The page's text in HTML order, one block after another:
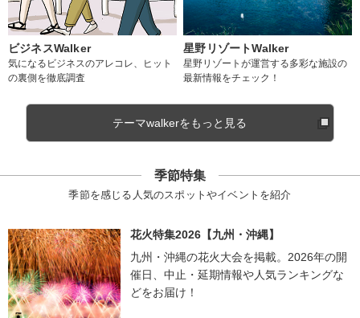
ビジネスWalker
気になるビジネスのアレコレ、ヒット
の裏側を徹底調査
星野リゾートWalker
星野リゾートが運営する多彩な施設の
最新情報をチェック！
テーマwalkerをもっと見る
季節特集
季節を感じる人気のスポットやイベントを紹介
花火特集2026【九州・沖縄】
九州・沖縄の花火大会を掲載。2026年の開
催日、中止・延期情報や人気ランキングな
どをお届け！